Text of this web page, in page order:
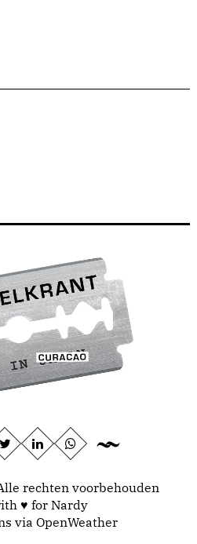
rechten voorbehouden
♥ for Nardy
via OpenWeather